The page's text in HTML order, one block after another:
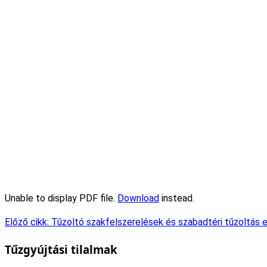
Unable to display PDF file. Download instead.
Előző cikk: Tűzoltó szakfelszerelések és szabadtéri tűzoltás
Tűzgyújtási tilalmak